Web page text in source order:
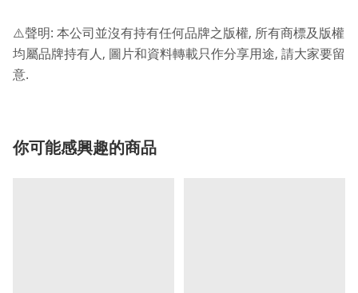
⚠️聲明: 本公司並沒有持有任何品牌之版權, 所有商標及版權
均屬品牌持有人 , 圖片和資料轉載只作分享用途, 請大家要留
意.
你可能感興趣的商品